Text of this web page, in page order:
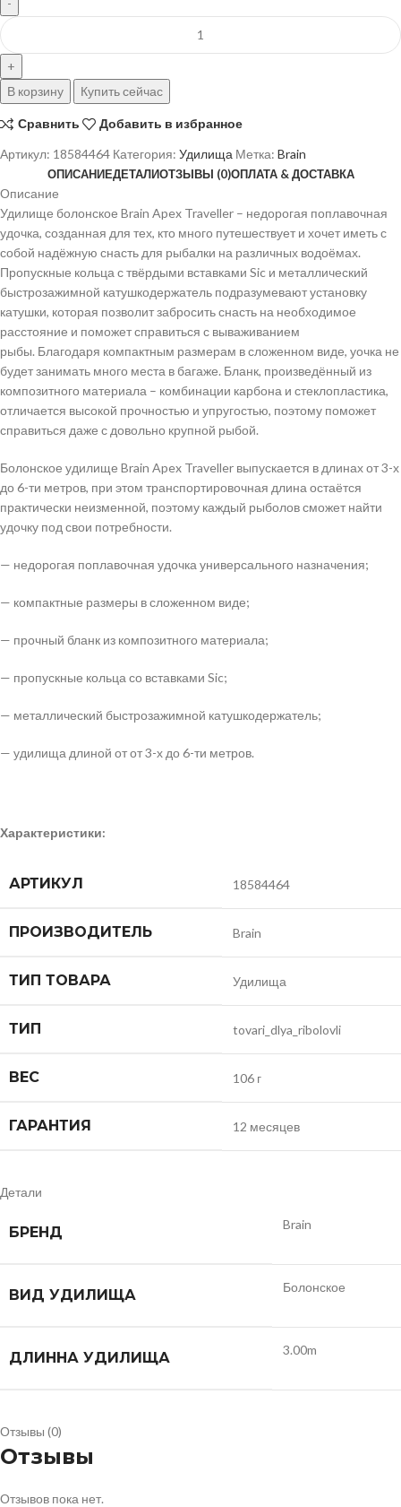
В корзину Купить сейчас
Сравнить
Добавить в избранное
Артикул: 18584464 Категория: Удилища Метка: Brain
ОПИСАНИЕДЕТАЛИОТЗЫВЫ (0)ОПЛАТА & ДОСТАВКА
Описание
Удилище болонское Brain Apex Traveller – недорогая поплавочная
удочка, созданная для тех, кто много путешествует и хочет иметь с
собой надёжную снасть для рыбалки на различных водоёмах.
Пропускные кольца с твёрдыми вставками Sic и металлический
быстрозажимной катушкодержатель подразумевают установку
катушки, которая позволит забросить снасть на необходимое
расстояние и поможет справиться с вываживанием
рыбы. Благодаря компактным размерам в сложенном виде, уочка не
будет занимать много места в багаже. Бланк, произведённый из
композитного материала – комбинации карбона и стеклопластика,
отличается высокой прочностью и упругостью, поэтому поможет
справиться даже с довольно крупной рыбой.
Болонское удилище Brain Apex Traveller выпускается в длинах от 3-х
до 6-ти метров, при этом транспортировочная длина остаётся
практически неизменной, поэтому каждый рыболов сможет найти
удочку под свои потребности.
— недорогая поплавочная удочка универсального назначения;
— компактные размеры в сложенном виде;
— прочный бланк из композитного материала;
— пропускные кольца со вставками Sic;
— металлический быстрозажимной катушкодержатель;
— удилища длиной от от 3-х до 6-ти метров.
Характеристики:
АРТИКУЛ 18584464
ПРОИЗВОДИТЕЛЬ Brain
ТИП ТОВАРА Удилища
ТИП tovari_dlya_ribolovli
ВЕС 106 г
ГАРАНТИЯ 12 месяцев
Детали
БРЕНД Brain
ВИД УДИЛИЩА Болонское
ДЛИННА УДИЛИЩА 3.00m
Отзывы (0)
Отзывы
Отзывов пока нет.